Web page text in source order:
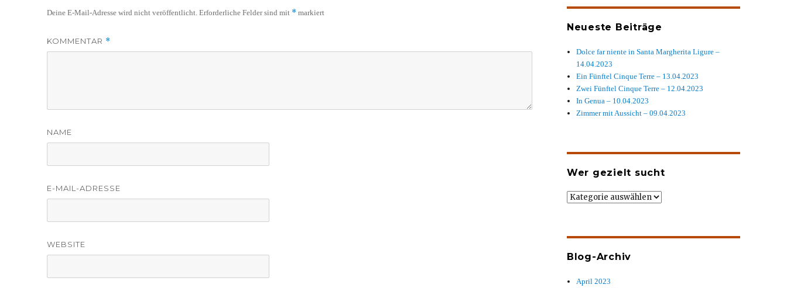
Deine E-Mail-Adresse wird nicht veröffentlicht. Erforderliche Felder sind mit * markiert
KOMMENTAR *
NAME
E-MAIL-ADRESSE
WEBSITE
Neueste Beiträge
Dolce far niente in Santa Margherita Ligure –
14.04.2023
Ein Fünftel Cinque Terre – 13.04.2023
Zwei Fünftel Cinque Terre – 12.04.2023
In Genua – 10.04.2023
Zimmer mit Aussicht – 09.04.2023
Wer gezielt sucht
Wer
Blog-Archiv
April 2023